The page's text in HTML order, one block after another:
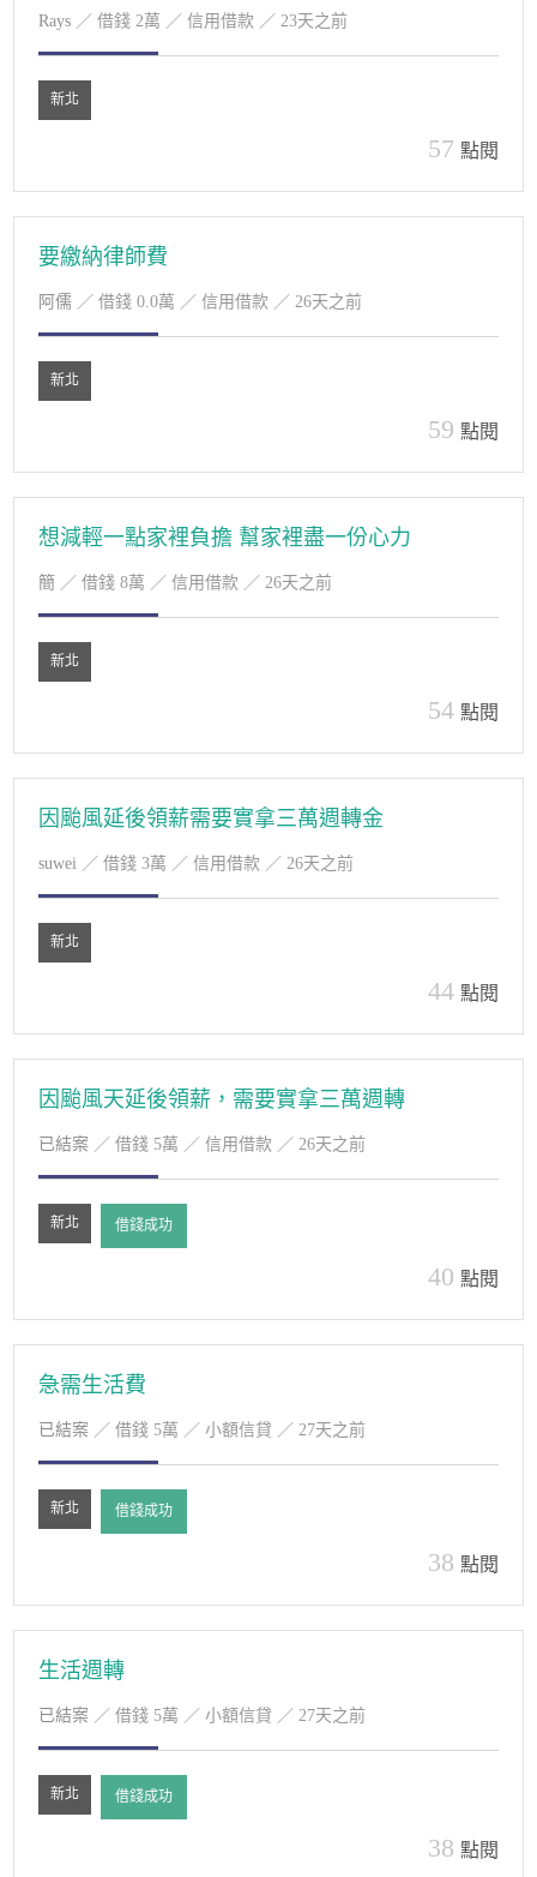
Rays ／ 借錢 2萬 ／ 信用借款 ／ 23天之前
新北
57 點閱
要繳納律師費
阿儒 ／ 借錢 0.0萬 ／ 信用借款 ／ 26天之前
新北
59 點閱
想減輕一點家裡負擔 幫家裡盡一份心力
簡 ／ 借錢 8萬 ／ 信用借款 ／ 26天之前
新北
54 點閱
因颱風延後領薪需要實拿三萬週轉金
suwei ／ 借錢 3萬 ／ 信用借款 ／ 26天之前
新北
44 點閱
因颱風天延後領薪，需要實拿三萬週轉
已結案 ／ 借錢 5萬 ／ 信用借款 ／ 26天之前
新北 借錢成功
40 點閱
急需生活費
已結案 ／ 借錢 5萬 ／ 小額信貸 ／ 27天之前
新北 借錢成功
38 點閱
生活週轉
已結案 ／ 借錢 5萬 ／ 小額信貸 ／ 27天之前
新北 借錢成功
38 點閱